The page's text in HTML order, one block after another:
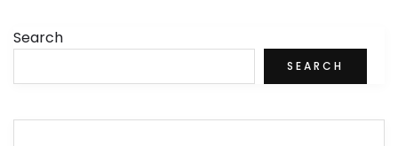
Search
SEARCH